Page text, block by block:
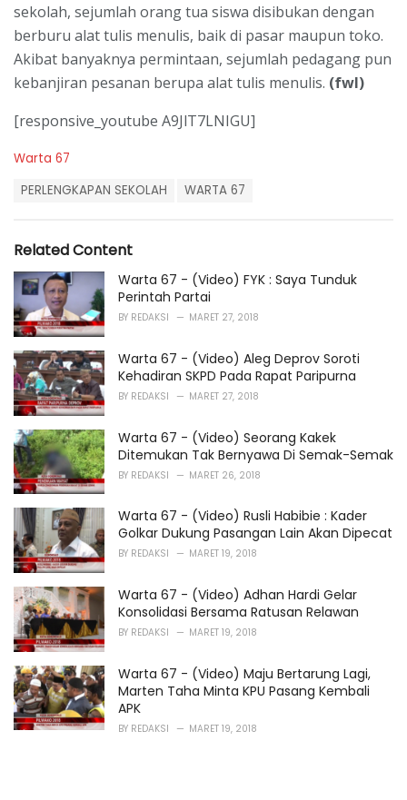
sekolah, sejumlah orang tua siswa disibukan dengan
berburu alat tulis menulis, baik di pasar maupun toko.
Akibat banyaknya permintaan, sejumlah pedagang pun
kebanjiran pesanan berupa alat tulis menulis. (fwl)
[responsive_youtube A9JlT7LNIGU]
C
r
i
e
s
:
Warta 67
:
PERLENGKAPAN SEKOLAH WARTA 67
Related Content
Warta 67 - (Video) FYK : Saya Tunduk
Perintah Partai
BY REDAKSI MARET 27, 2018
Warta 67 - (Video) Aleg Deprov Soroti
Kehadiran SKPD Pada Rapat Paripurna
BY REDAKSI MARET 27, 2018
Warta 67 - (Video) Seorang Kakek
Ditemukan Tak Bernyawa Di Semak-Semak
BY REDAKSI MARET 26, 2018
Warta 67 - (Video) Rusli Habibie : Kader
Golkar Dukung Pasangan Lain Akan Dipecat
BY REDAKSI MARET 19, 2018
Warta 67 - (Video) Adhan Hardi Gelar
Konsolidasi Bersama Ratusan Relawan
BY REDAKSI MARET 19, 2018
Warta 67 - (Video) Maju Bertarung Lagi,
Marten Taha Minta KPU Pasang Kembali
APK
BY REDAKSI MARET 19, 2018